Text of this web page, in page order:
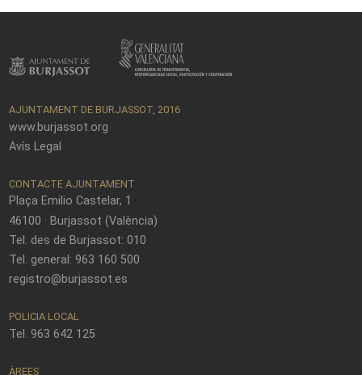
AJUNTAMENT DE BURJASSOT, 2016
www.burjassot.org
Avís Legal
CONTACTE AJUNTAMENT
Plaça Emilio Castelar, 1
46100 · Burjassot (València)
Tel. des de Burjassot: 010
Tel. general: 963 160 500
registro@burjassot.es
POLICIA LOCAL
Tel. 963 642 125
ÀREES